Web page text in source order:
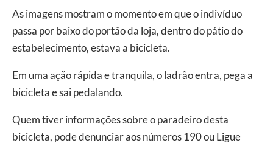
As imagens mostram o momento em que o indivíduo
passa por baixo do portão da loja, dentro do pátio do
estabelecimento, estava a bicicleta.
Em uma ação rápida e tranquila, o ladrão entra, pega a
bicicleta e sai pedalando.
Quem tiver informações sobre o paradeiro desta
bicicleta, pode denunciar aos números 190 ou Ligue